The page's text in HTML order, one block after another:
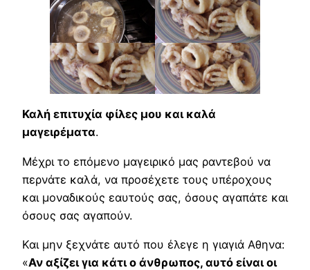
Καλή επιτυχία φίλες μου και καλά
μαγειρέματα.
Μέχρι το επόμενο μαγειρικό μας ραντεβού να
περνάτε καλά, να προσέχετε τους υπέροχους
και μοναδικούς εαυτούς σας, όσους αγαπάτε και
όσους σας αγαπούν.
Και μην ξεχνάτε αυτό που έλεγε η γιαγιά Αθηνα:
«Αν αξίζει για κάτι ο άνθρωπος, αυτό είναι οι